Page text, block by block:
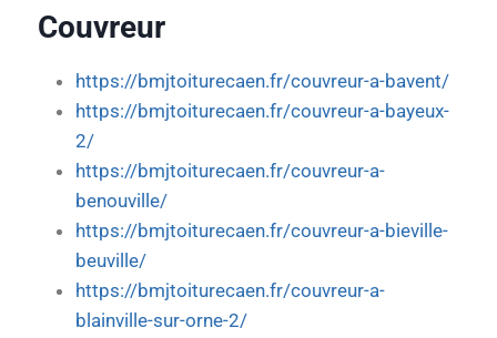
Couvreur
https://bmjtoiturecaen.fr/couvreur-a-bavent/
https://bmjtoiturecaen.fr/couvreur-a-bayeux-
2/
https://bmjtoiturecaen.fr/couvreur-a-
benouville/
https://bmjtoiturecaen.fr/couvreur-a-bieville-
beuville/
https://bmjtoiturecaen.fr/couvreur-a-
blainville-sur-orne-2/